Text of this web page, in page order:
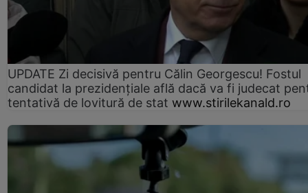
UPDATE Zi decisivă pentru Călin Georgescu! Fostul
candidat la prezidențiale află dacă va fi judecat
tentativă de lovitură de stat www.stirilekanald.ro